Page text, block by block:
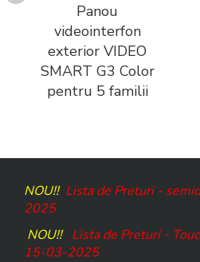
Panou
videointerfon
exterior VIDEO
SMART G3 Color
pentru 5 familii
NOU!! Lista de Preturi -
2025
NOU!! Lista de Preturi -
15-03-2025